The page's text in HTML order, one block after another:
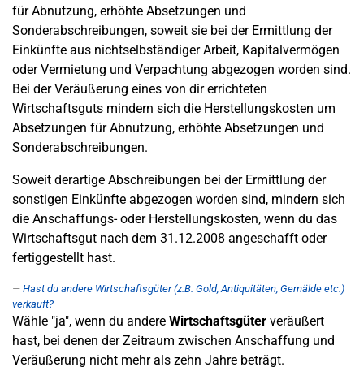
für Abnutzung, erhöhte Absetzungen und
Sonderabschreibungen, soweit sie bei der Ermittlung der
Einkünfte aus nichtselbständiger Arbeit, Kapitalvermögen
oder Vermietung und Verpachtung abgezogen worden sind.
Bei der Veräußerung eines von dir errichteten
Wirtschaftsguts mindern sich die Herstellungskosten um
Absetzungen für Abnutzung, erhöhte Absetzungen und
Sonderabschreibungen.
Soweit derartige Abschreibungen bei der Ermittlung der
sonstigen Einkünfte abgezogen worden sind, mindern sich
die Anschaffungs- oder Herstellungskosten, wenn du das
Wirtschaftsgut nach dem 31.12.2008 angeschafft oder
fertiggestellt hast.
Hast du andere Wirtschaftsgüter (z.B. Gold, Antiquitäten, Gemälde etc.)
verkauft?
Wähle "ja", wenn du andere Wirtschaftsgüter veräußert
hast, bei denen der Zeitraum zwischen Anschaffung und
Veräußerung nicht mehr als zehn Jahre beträgt.